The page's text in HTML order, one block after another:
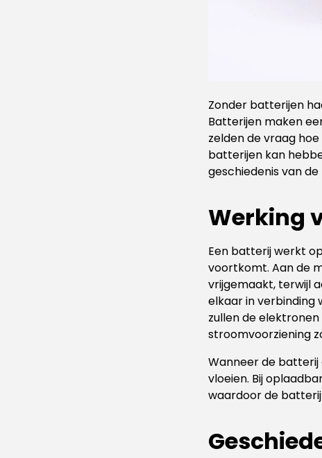
Zonder batterijen
Batterijen maken
zelden de vraag
batterijen kan
geschiedenis van
Werking
Een batterij werkt
voortkomt. Aan de
vrijgemaakt, terwijl
elkaar in verbinding
zullen de
stroomvoorziening
Wanneer de
vloeien. Bij
waardoor de